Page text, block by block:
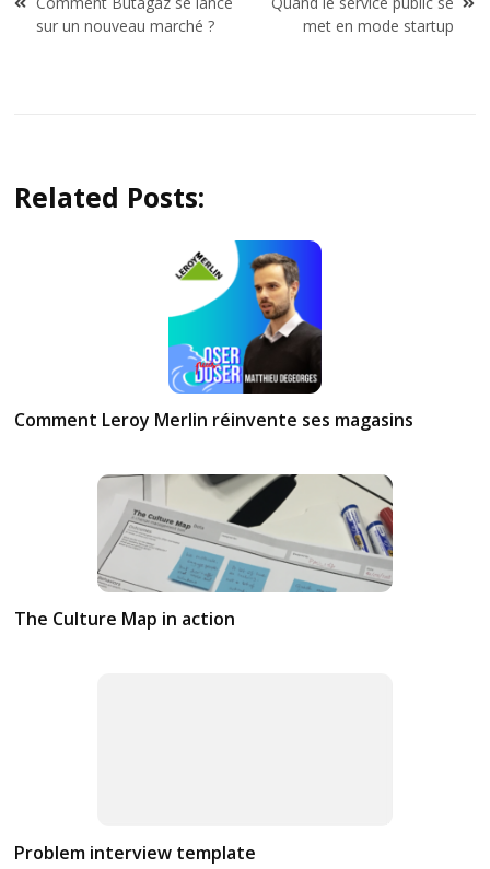
navigation
sur un nouveau marché ?
met en mode startup
Related Posts:
Comment Leroy Merlin réinvente ses magasins
The Culture Map in action
Problem interview template